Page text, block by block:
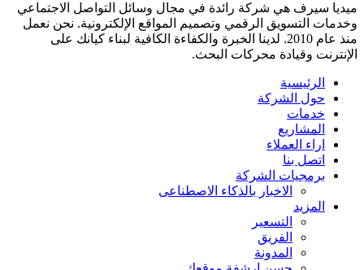
ميديا ​​سيرف هي شركة رائدة في مجال وسائل التواصل الاجتماعي
وخدمات التسويق الرقمي وتصميم المواقع الإلكترونية. نحن نعمل
منذ عام 2010. لدينا الخبرة والكفاءة الكافية لبناء كيانك على
الإنترنت وقيادة محركات البحث.
الرئيسية
حول الشركة
خدمات
المشاريع
اراء العملاء
اتصل بنا
برمجيات الشركة
الاخبار بالذكاء الاصطناعى
المزيد
التسعير
الفريق
المدونة